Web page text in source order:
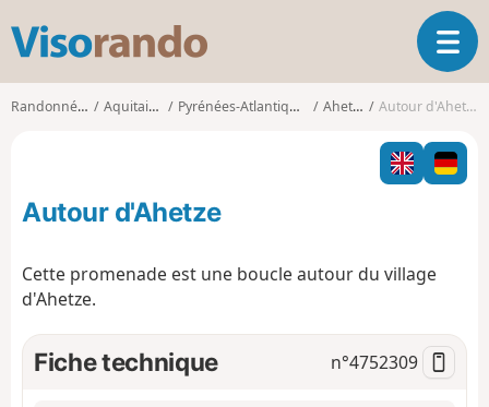
s
o
o
O
u
v
i
r
l
a
t
Randonnées Aquitaine Pyrénées-Atlantiques Ahetze Autour d'Ahetze
Autour d'Ahetze
Cette promenade est une boucle autour du village
d'Ahetze.
Fiche technique n°4752309